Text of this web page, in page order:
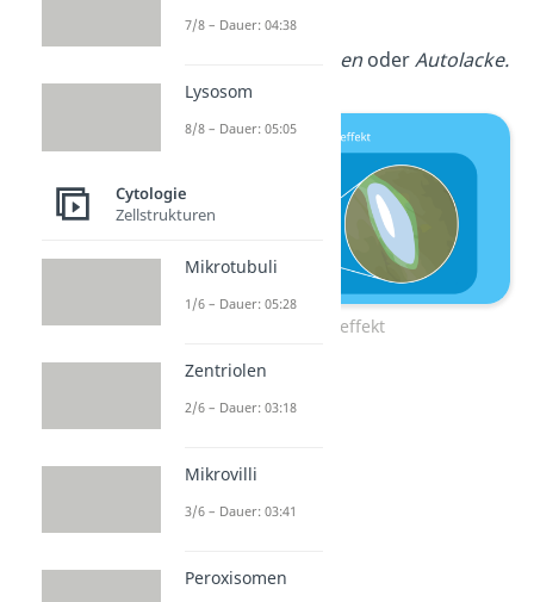
Fassadenfarben
Textilbeschichtungen oderAutolacke.
Lotuseffekt
7/8 – Dauer: 04:38
Lysosom
8/8 – Dauer: 05:05
Cytologie
Zellstrukturen
Mikrotubuli
1/6 – Dauer: 05:28
Zentriolen
2/6 – Dauer: 03:18
Mikrovilli
3/6 – Dauer: 03:41
Peroxisomen